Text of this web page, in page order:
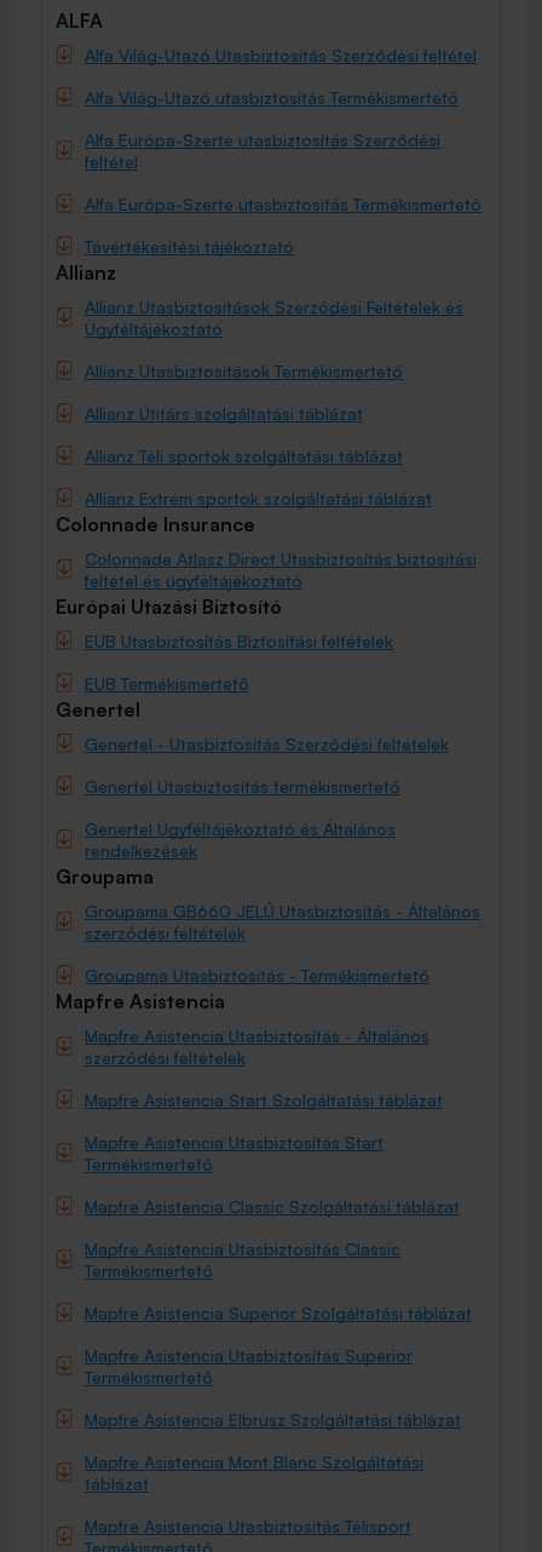
ALFA
Alfa Világ-Utazó Utasbiztosítás Szerződési feltétel
Alfa Világ-Utazó utasbiztosítás Termékismertető
Alfa Európa-Szerte utasbiztosítás Szerződési
feltétel
Alfa Európa-Szerte utasbiztosítás Termékismertető
Távértékesítési tájékoztató
Allianz
Allianz Utasbiztosítások Szerződési Feltételek és
Ügyféltájékoztató
Allianz Utasbiztosítások Termékismertető
Allianz Útitárs szolgáltatási táblázat
Allianz Téli sportok szolgáltatási táblázat
Allianz Extrém sportok szolgáltatási táblázat
Colonnade Insurance
Colonnade Atlasz Direct Utasbiztosítás biztosítási
feltétel és ügyféltájékoztató
Európai Utazási Biztosító
EUB Utasbiztosítás Biztosítási feltételek
EUB Termékismertető
Genertel
Genertel - Utasbiztosítás Szerződési feltételek
Genertel Utasbiztosítás termékismertető
Genertel Ügyféltájékoztató és Általános
rendelkezések
Groupama
Groupama GB660 JELŰ Utasbiztosítás - Általános
szerződési feltételek
Groupama Utasbiztosítás - Termékismertető
Mapfre Asistencia
Mapfre Asistencia Utasbiztosítás - Általános
szerződési feltételek
Mapfre Asistencia Start Szolgáltatási táblázat
Mapfre Asistencia Utasbiztosítás Start
Termékismertető
Mapfre Asistencia Classic Szolgáltatási táblázat
Mapfre Asistencia Utasbiztosítás Classic
Termékismertető
Mapfre Asistencia Superior Szolgáltatási táblázat
Mapfre Asistencia Utasbiztosítás Superior
Termékismertető
Mapfre Asistencia Elbrusz Szolgáltatási táblázat
Mapfre Asistencia Mont Blanc Szolgáltatási
táblázat
Mapfre Asistencia Utasbiztosítás Télisport
Termékismertető